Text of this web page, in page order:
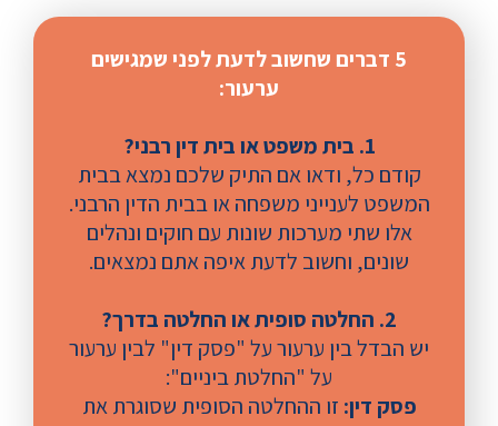
5 דברים שחשוב לדעת לפני שמגישים
ערעור:
1. בית משפט או בית דין רבני?
קודם כל, ודאו אם התיק שלכם נמצא בבית
המשפט לענייני משפחה או בבית הדין הרבני.
אלו שתי מערכות שונות עם חוקים ונהלים
שונים, וחשוב לדעת איפה אתם נמצאים.
2. החלטה סופית או החלטה בדרך?
יש הבדל בין ערעור על "פסק דין" לבין ערעור
על "החלטת ביניים":
פסק דין: זו ההחלטה הסופית שסוגרת את